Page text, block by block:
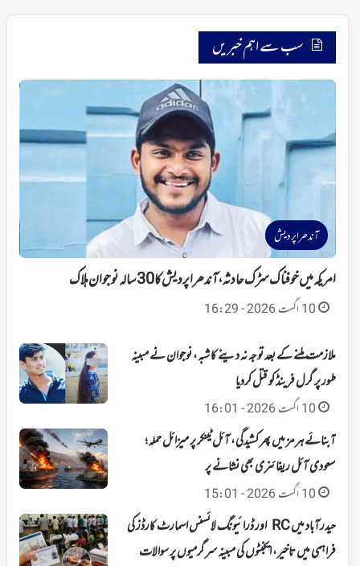
سب سے اہم خبریں
آندھراپردیش
امریکہ میں خوفناک سڑک حادثہ، آندھرا پردیش کا 30 سالہ نوجوان ہلاک
10 اگست 2026 - 16:29
ملازمت ملنے کے بعد توجہ نہ دینے کا شبہ، نوجوان نے مبینہ
طور پر گرل فرینڈ کو قتل کردیا
10 اگست 2026 - 16:01
آبنائے ہرمز میں پھر کشیدگی، آئل ٹینکر پر میزائل حملہ؛
سعودی آئل ریفائنری بھی نشانے پر
10 اگست 2026 - 15:01
حیدرآباد میں RC اور ڈرائیونگ لائسنس اسمارٹ کارڈز کی
فراہمی میں تاخیر، ایجنٹوں کی مبینہ سرگرمیوں پر سوالات